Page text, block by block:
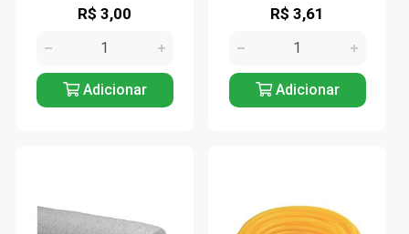
R$ 3,00
Adicionar
R$ 3,61
Adicionar